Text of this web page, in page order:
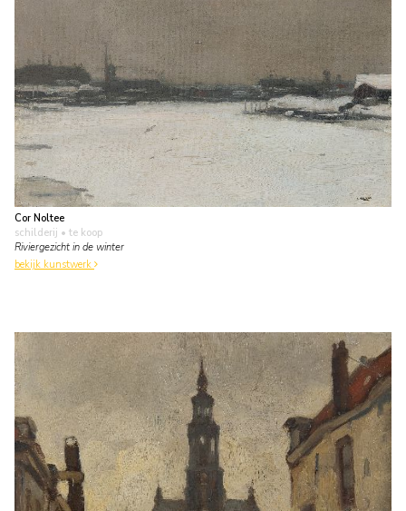
Cor Noltee
schilderij • te koop
Riviergezicht in de winter
bekijk kunstwerk